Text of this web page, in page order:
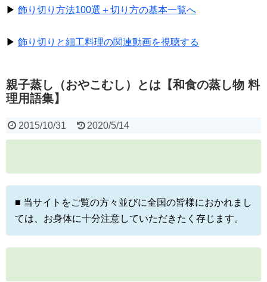
▶ 飾り切り方法100選＋切り方の基本一覧へ
▶ 飾り切りと細工料理の関連動画を視聴する
親子蒸し（おやこむし）とは【和食の蒸し物 料
理用語集】
2015/10/31 2020/5/14
■ 当サイトをご覧の方々並びに全国の皆様におかれまし
ては、お身体に十分注意していただきたく存じます。